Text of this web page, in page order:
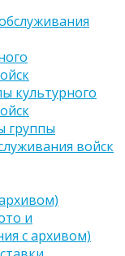
культурного
группы
войск
и
с архивом)